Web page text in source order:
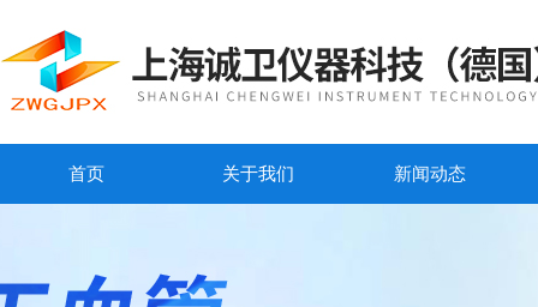
首页 关于我们 新闻动态